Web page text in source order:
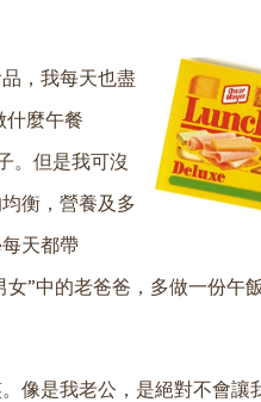
，我每天也盡
什麼午餐
。但是我可沒
衡，營養及多
天都帶
”中的老爸爸，多做一份午
像是我老公，是絕對不會讓